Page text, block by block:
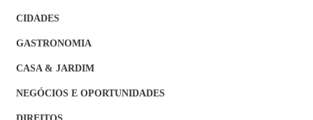
CIDADES
GASTRONOMIA
CASA & JARDIM
NEGÓCIOS E OPORTUNIDADES